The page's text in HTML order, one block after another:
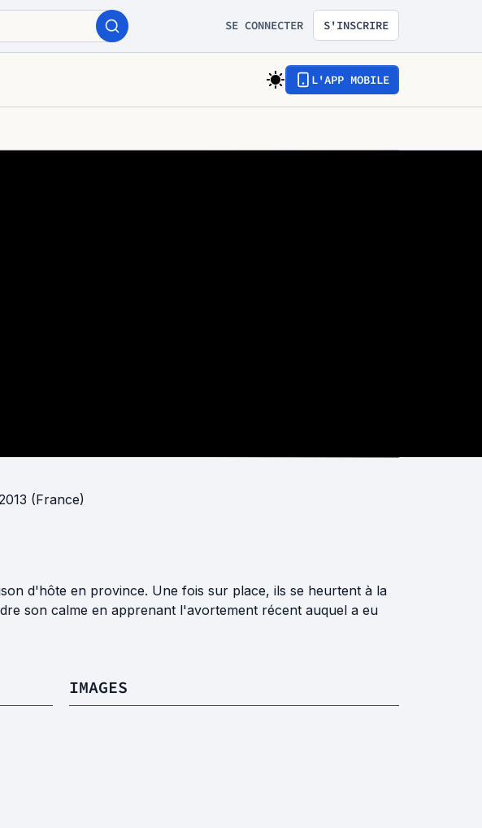
SE CONNECTER S'INSCRIRE
L'APP MOBILE
(France)
d'hôte en province. Une fois sur place, ils se heurtent à la
son calme en apprenant l'avortement récent auquel a eu
IMAGES